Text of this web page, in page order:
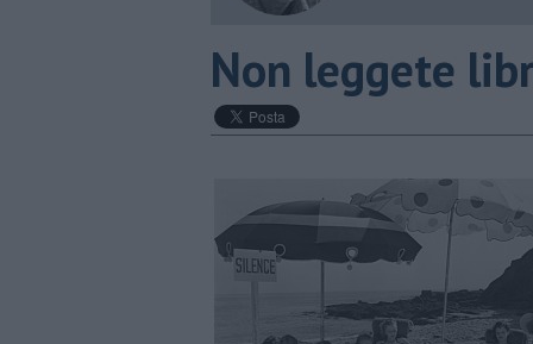
​Non leggete